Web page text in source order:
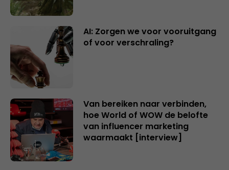
AI: Zorgen we voor vooruitgang
of voor verschraling?
Van bereiken naar verbinden,
hoe World of WOW de belofte
van influencer marketing
waarmaakt [interview]